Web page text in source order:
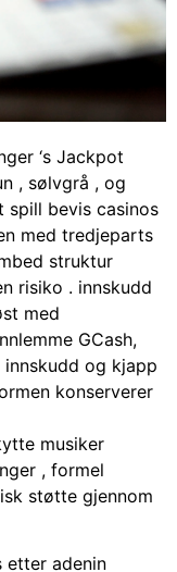
‘s Jackpot
, sølvgrå , og
bevis casinos
med tredjeparts
struktur
risiko . innskudd
med
GCash,
innskudd og kjapp
konserverer
musiker
, formel
støtte gjennom
etter adenin